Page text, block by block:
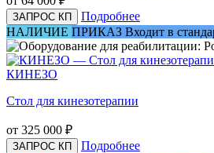
ЗАПРОС КП
Подробнее
НАЛИЧИЕ ПРИКАЗ Входит в
КИНЕЗО
Стол для кинезотерапии
от 325 000 ₽
ЗАПРОС КП
Подробнее